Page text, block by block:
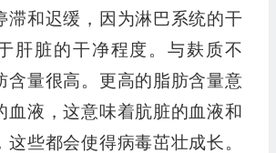
滞和迟缓，因为淋巴系统的干
肝脏的干净程度。与麸质不
含量很高。更高的脂肪含量意
血液，这意味着肮脏的血液和
这些都会使得病毒茁壮成长。